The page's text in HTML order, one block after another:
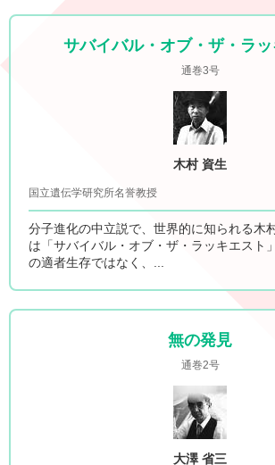
サバイバル・オブ・ザ・ラッ
通巻3号
木村 資生
国立遺伝学研究所名誉教授
分子進化の中立説で、世界的に知られる木
は「サバイバル・オブ・ザ・ラッキエスト
の適者生存ではなく、...
無の発見
通巻2号
大澤 省三